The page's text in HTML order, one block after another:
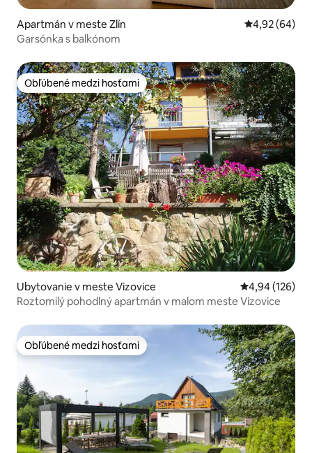
Apartmán v meste Zlín Priemerné
4,92 (64)
Garsónka s balkónom
Obľúbené medzi hosťami
Obľúbené medzi hosťami
Ubytovanie v meste Vizovice Priemerné
4,94 (126)
Roztomilý pohodlný apartmán v malom meste Vizovice
Obľúbené medzi hosťami
Obľúbené medzi hosťami